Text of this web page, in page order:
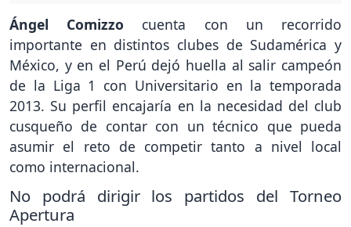
Ángel Comizzo cuenta con un recorrido
importante en distintos clubes de Sudamérica y
México, y en el Perú dejó huella al salir campeón
de la Liga 1 con Universitario en la temporada
2013. Su perfil encajaría en la necesidad del club
cusqueño de contar con un técnico que pueda
asumir el reto de competir tanto a nivel local
como internacional.
No podrá dirigir los partidos del Torneo
Apertura